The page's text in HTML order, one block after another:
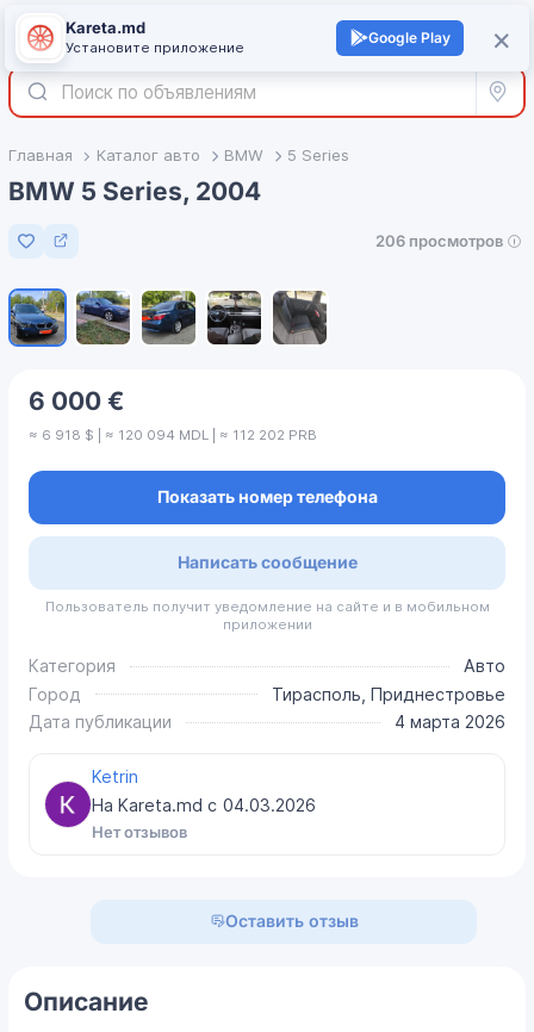
Войти +
Все
Главная Каталог авто BMW 5 Series
BMW 5 Series, 2004
Добавить в избранное
206 просмотров
6 000 €
≈ 6 918 $ | ≈ 120 094 MDL | ≈ 112 202 PRB
Показать номер телефона
Написать сообщение
Пользователь получит уведомление на сайте и в мобильном
приложении
Категория
Авто
Город
Тирасполь, Приднестровье
Дата публикации
4 марта 2026
Ketrin
На Kareta.md с 04.03.2026
Нет отзывов
Оставить отзыв
Описание
×
Kareta.md
Установите приложение
Google Play